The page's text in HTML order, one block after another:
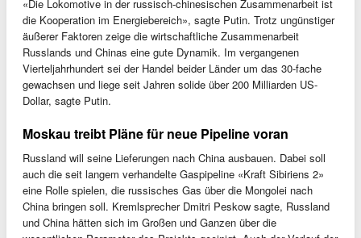
«Die Lokomotive in der russisch-chinesischen Zusammenarbeit ist
die Kooperation im Energiebereich», sagte Putin. Trotz ungünstiger
äußerer Faktoren zeige die wirtschaftliche Zusammenarbeit
Russlands und Chinas eine gute Dynamik. Im vergangenen
Vierteljahrhundert sei der Handel beider Länder um das 30-fache
gewachsen und liege seit Jahren solide über 200 Milliarden US-
Dollar, sagte Putin.
Moskau treibt Pläne für neue Pipeline voran
Russland will seine Lieferungen nach China ausbauen. Dabei soll
auch die seit langem verhandelte Gaspipeline «Kraft Sibiriens 2»
eine Rolle spielen, die russisches Gas über die Mongolei nach
China bringen soll. Kremlsprecher Dmitri Peskow sagte, Russland
und China hätten sich im Großen und Ganzen über die